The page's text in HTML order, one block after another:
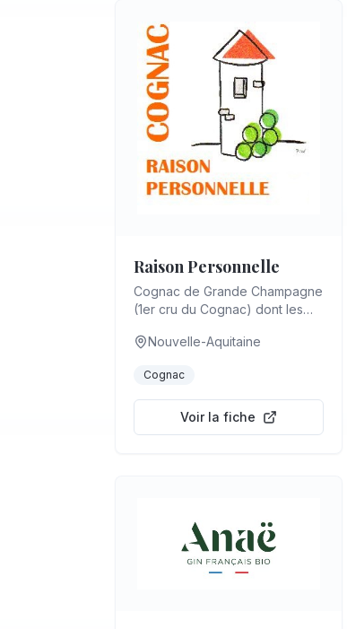
Raison Personnelle
Cognac de Grande Champagne
(1er cru du Cognac) dont les
y a une vingtaine d'années,
Nouvelle-Aquitaine
Cognac
Voir la fiche